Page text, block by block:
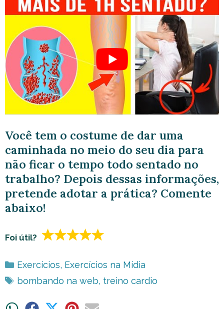
Você tem o costume de dar uma
caminhada no meio do seu dia para
não ficar o tempo todo sentado no
trabalho? Depois dessas informações,
pretende adotar a prática? Comente
abaixo!
Foi útil?
Categorias
Exercícios, Exercícios na Mídia
Tags
bombando na web, treino cardio